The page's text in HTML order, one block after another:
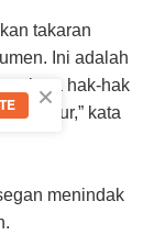
takaran
Ini adalah
hak-hak
jujur,” kata
menindak
×